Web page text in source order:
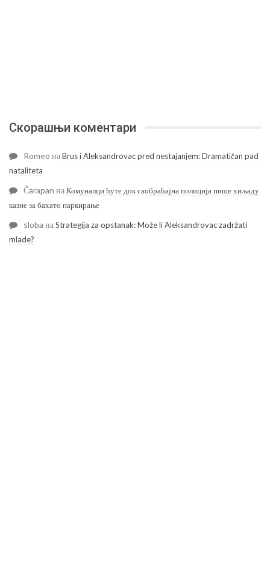
Скорашњи коментари
Romeo наBrus i Aleksandrovac pred nestajanjem: Dramatičan pad
nataliteta
Čarapan наКомуналци ћуте док саобраћајна полиција пише хиљаду
казне за бахато паркирање
sloba наStrategija za opstanak: Može li Aleksandrovac zadržati
mlade?